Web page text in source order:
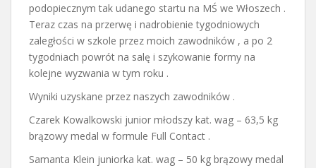
podopiecznym tak udanego startu na MŚ we Włoszech .
Teraz czas na przerwę i nadrobienie tygodniowych
zaległości w szkole przez moich zawodników , a po 2
tygodniach powrót na salę i szykowanie formy na
kolejne wyzwania w tym roku .
Wyniki uzyskane przez naszych zawodników .
Czarek Kowalkowski junior młodszy kat. wag – 63,5 kg
brązowy medal w formule Full Contact .
Samanta Klein juniorka kat. wag – 50 kg brązowy medal